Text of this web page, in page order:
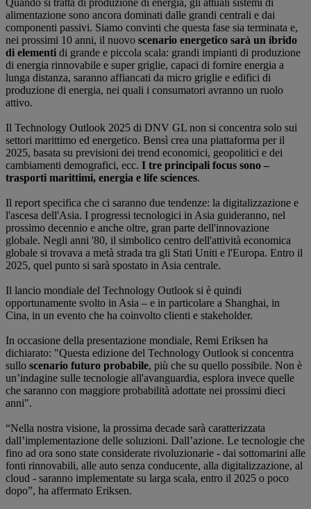
Quando si tratta di produzione di energia, gli attuali sistemi di
alimentazione sono ancora dominati dalle grandi centrali e dai
componenti passivi. Siamo convinti che questa fase sia terminata e,
nei prossimi 10 anni, il nuovo scenario energetico sarà un ibrido
di elementi di grande e piccola scala: grandi impianti di produzione
di energia rinnovabile e super griglie, capaci di fornire energia a
lunga distanza, saranno affiancati da micro griglie e edifici di
produzione di energia, nei quali i consumatori avranno un ruolo
attivo.
Il Technology Outlook 2025 di DNV GL non si concentra solo sui
settori marittimo ed energetico. Bensì crea una piattaforma per il
2025, basata su previsioni dei trend economici, geopolitici e dei
cambiamenti demografici, ecc. I tre principali focus sono –
trasporti marittimi, energia e life sciences.
Il report specifica che ci saranno due tendenze: la digitalizzazione e
l'ascesa dell'Asia. I progressi tecnologici in Asia guideranno, nel
prossimo decennio e anche oltre, gran parte dell'innovazione
globale. Negli anni '80, il simbolico centro dell'attività economica
globale si trovava a metà strada tra gli Stati Uniti e l'Europa. Entro il
2025, quel punto si sarà spostato in Asia centrale.
Il lancio mondiale del Technology Outlook si è quindi
opportunamente svolto in Asia – e in particolare a Shanghai, in
Cina, in un evento che ha coinvolto clienti e stakeholder.
In occasione della presentazione mondiale, Remi Eriksen ha
dichiarato: "Questa edizione del Technology Outlook si concentra
sullo scenario futuro probabile, più che su quello possibile. Non è
un’indagine sulle tecnologie all'avanguardia, esplora invece quelle
che saranno con maggiore probabilità adottate nei prossimi dieci
anni".
“Nella nostra visione, la prossima decade sarà caratterizzata
dall’implementazione delle soluzioni. Dall’azione. Le tecnologie che
fino ad ora sono state considerate rivoluzionarie - dai sottomarini alle
fonti rinnovabili, alle auto senza conducente, alla digitalizzazione, al
cloud - saranno implementate su larga scala, entro il 2025 o poco
dopo”, ha affermato Eriksen.